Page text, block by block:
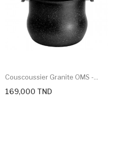
Couscoussier Granite OMS -...
169,000 TND